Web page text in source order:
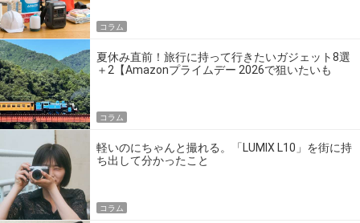
コラム
夏休み直前！旅行に持って行きたいガジェット8選
＋2【Amazonプライムデー 2026で狙いたいも
コラム
軽いのにちゃんと撮れる。「LUMIX L10」を街に持
ち出して分かったこと
コラム